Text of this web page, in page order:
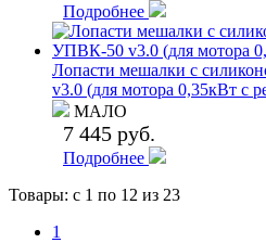
Подробнее
Лопасти мешалки с
v3.0 (для мотора 0,35кВт с
МАЛО
7 445 руб.
Подробнее
Товары: с 1 по 12 из 23
1